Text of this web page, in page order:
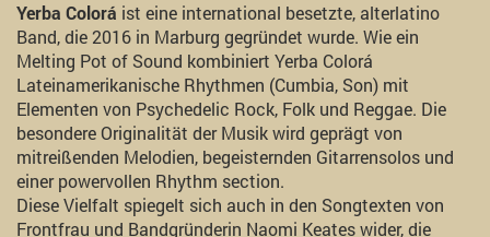
Yerba Colorá ist eine international besetzte, alterlatino
Band, die 2016 in Marburg gegründet wurde. Wie ein
Melting Pot of Sound kombiniert Yerba Colorá
Lateinamerikanische Rhythmen (Cumbia, Son) mit
Elementen von Psychedelic Rock, Folk und Reggae. Die
besondere Originalität der Musik wird geprägt von
mitreißenden Melodien, begeisternden Gitarrensolos und
einer powervollen Rhythm section.
Diese Vielfalt spiegelt sich auch in den Songtexten von
Frontfrau und Bandgründerin Naomi Keates wider, die